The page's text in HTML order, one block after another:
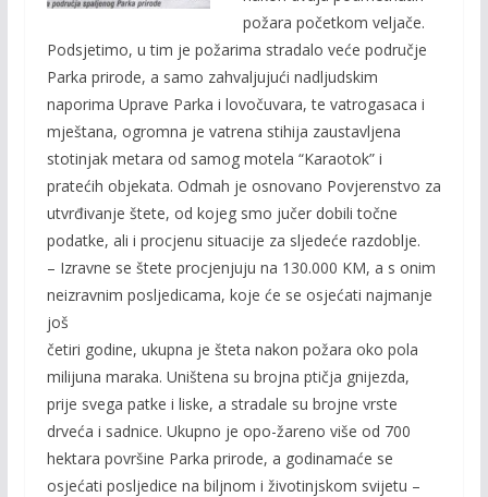
požara početkom veljače.
Podsjetimo, u tim je požarima stradalo veće područje
Parka prirode, a samo zahvaljujući nadljudskim
naporima Uprave Parka i lovočuvara, te vatrogasaca i
mještana, ogromna je vatrena stihija zaustavljena
stotinjak metara od samog motela “Karaotok” i
pratećih objekata. Odmah je osnovano Povjerenstvo za
utvrđivanje štete, od kojeg smo jučer dobili točne
podatke, ali i procjenu situacije za sljedeće razdoblje.
– Izravne se štete procjenjuju na 130.000 KM, a s onim
neizravnim posljedicama, koje će se osjećati najmanje
još
četiri godine, ukupna je šteta nakon požara oko pola
milijuna maraka. Uništena su brojna ptičja gnijezda,
prije svega patke i liske, a stradale su brojne vrste
drveća i sadnice. Ukupno je opo-žareno više od 700
hektara površine Parka prirode, a godinamaće se
osjećati posljedice na biljnom i životinjskom svijetu –